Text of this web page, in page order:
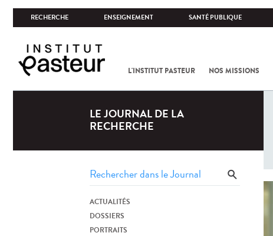
RECHERCHE ENSEIGNEMENT SANTÉ PUBLIQUE
L'INSTITUT PASTEUR NOS MISSIONS
LE JOURNAL DE LA
RECHERCHE
ACTUALITÉS
DOSSIERS
PORTRAITS